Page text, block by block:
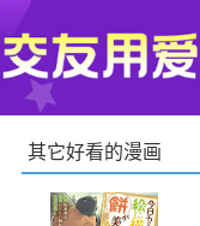
其它好看的漫画